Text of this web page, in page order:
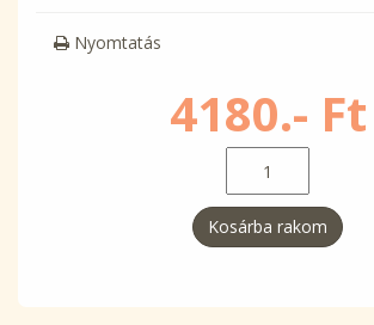
Nyomtatás
4180.- Ft
Kosárba rakom